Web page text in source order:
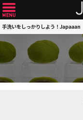
手洗いをしっかりしよう！Japaaan